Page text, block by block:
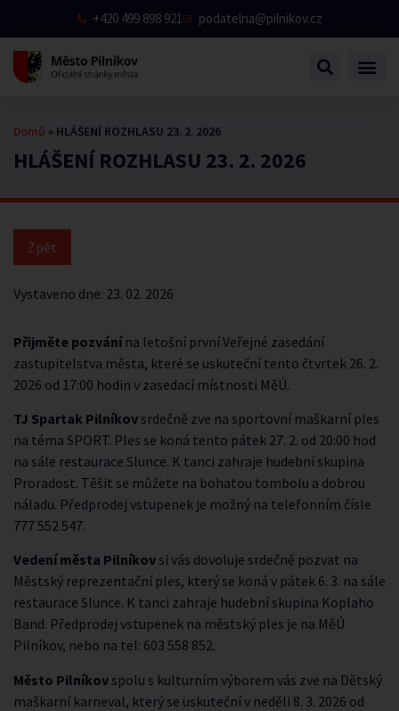
+420 499 898 921 podatelna@pilnikov.cz
HLÁŠENÍ ROZHLASU 23. 2. 2026
Domů » HLÁŠENÍ ROZHLASU 23. 2. 2026
Vystaveno dne: 23. 02. 2026
Přijměte pozvánína letošní první Veřejné zasedání
zastupitelstva města, které se uskuteční tento čtvrtek 26. 2.
2026 od 17:00 hodin v zasedací místnosti MěÚ.
TJ Spartak Pilníkov srdečně zve na sportovní maškarní ples
na téma SPORT. Ples se koná tento pátek 27. 2. od 20:00 hod
na sále restaurace Slunce. K tanci zahraje hudební skupina
Proradost. Těšit se můžete na bohatou tombolu a dobrou
náladu. Předprodej vstupenek je možný na telefonním čísle
777 552 547.
Vedení města Pilníkov si vás dovoluje srdečně pozvat na
Městský reprezentační ples, který se koná v pátek 6. 3. na sále
restaurace Slunce. K tanci zahraje hudební skupina Koplaho
Band. Předprodej vstupenek na městský ples je na MěÚ
Pilníkov, nebo na tel: 603 558 852.
Město Pilníkov spolu s kulturním výborem vás zve na Dětský
maškarní karneval, který se uskuteční v neděli 8. 3. 2026 od